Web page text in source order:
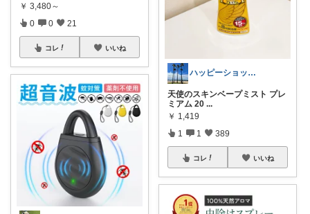
￥ 3,480～
0 0 21
コレ いいね
ハッピーショッパー77
天使のスキンベープミスト プレ
ミアム 20 ...
￥ 1,419
1 1 389
コレ いいね